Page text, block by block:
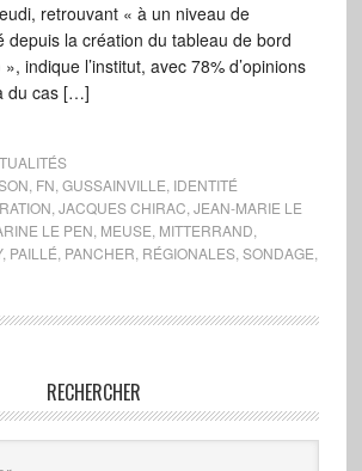
retrouvant « à un niveau de
depuis la création du tableau de bord
indique l’institut, avec 78% d’opinions
du cas […]
FN GUSSAINVILLE IDENTITÉ
JACQUES CHIRAC JEAN-MARIE LE
LE PEN MEUSE MITTERRAND
, PAILLÉ PANCHER RÉGIONALES, SONDAGE
RECHERCHER